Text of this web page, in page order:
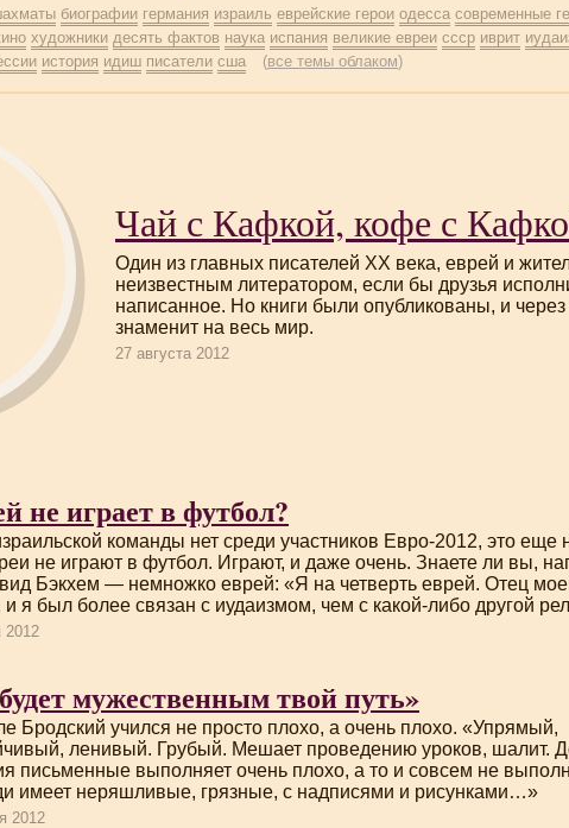
биографии германия израиль еврейские герои одесса современные
художники десять фактов наука испания великие евреи ссср иврит
история идиш писатели сша (все темы облаком)
Чай с Кафкой, кофе с
Один из главных писателей ХХ века, еврей и
неизвестным литератором, если бы друзья
написанное. Но книги были опубликованы, и
знаменит на весь мир.
27 августа 2012
не играет в футбол?
команды нет среди участников Евро-2012, это еще
не играют в футбол. Играют, и даже очень. Знаете ли вы,
Бэкхем — немножко еврей: «Я на четверть еврей. Отец
и я был более связан с иудаизмом, чем с какой-либо другой
2012
мужественным твой путь»
Бродский учился не просто плохо, а очень плохо. «Упрямый,
ленивый. Грубый. Мешает проведению уроков, шалит.
письменные выполняет очень плохо, а то и совсем не
имеет неряшливые, грязные, с надписями и рисунками…»
2012